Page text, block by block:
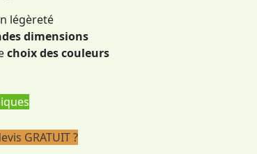
légèreté
dimensions
choix des couleurs
GRATUIT ?